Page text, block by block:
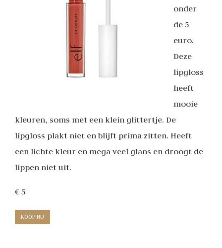
onder
de 5
euro.
Deze
lipgloss
heeft
mooie
kleuren, soms met een klein glittertje. De
lipgloss plakt niet en blijft prima zitten. Heeft
een lichte kleur en mega veel glans en droogt de
lippen niet uit.
€ 5
KOOP NU